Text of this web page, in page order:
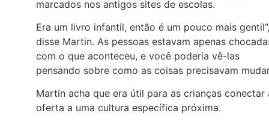
marcados nos antigos sites de escolas.
Era um livro infantil, então é um pouco mais gentil”,
disse Martin. As pessoas estavam apenas
com o que aconteceu, e você poderia vê-las
pensando sobre como as coisas precisavam
Martin acha que era útil para as crianças conectar
oferta a uma cultura específica próxima.